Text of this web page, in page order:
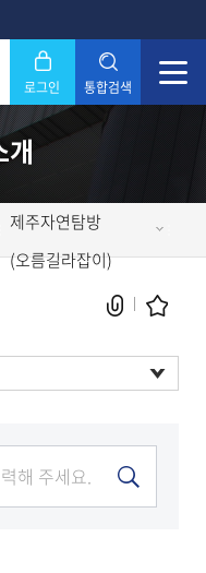
로그인 통합검색
개
제주자연탐방
(오름길라잡이)
하시겠습니까?
뉴추가